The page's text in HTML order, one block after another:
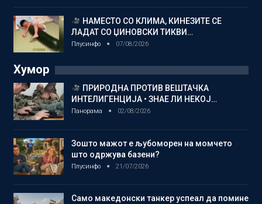
НАМЕСТО СО КЛИМА, КИНЕЗИТЕ СЕ
ЛАДАТ СО ЏИНОВСКИ ТИКВИ…
Плусинфо 07/08/2026
Хумор
ПРИРОДНА ПРОТИВ ВЕШТАЧКА
ИНТЕЛИГЕНЦИЈА • ЗНАЕ ЛИ НЕКОЈ…
Панорама 02/08/2026
Зошто мажот е љубоморен на момчето
што одржува базени?
Плусинфо 21/07/2026
Само македонски танкер успеал да помине